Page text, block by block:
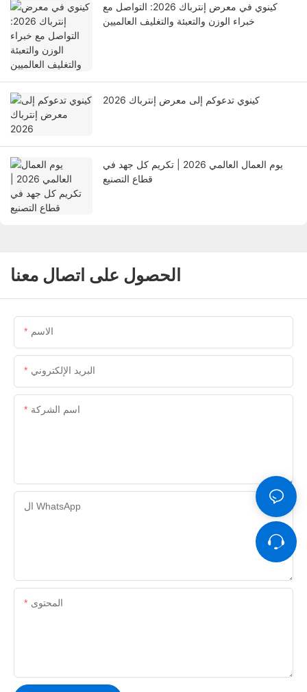
كينوي في معرض إنترباك 2026: التواصل مع
خبراء الوزن والتعبئة والتغليف العالميين
كينوي تدعوكم إلى معرض إنترباك 2026
يوم العمال العالمي 2026 | تكريم كل جهد في
قطاع التصنيع
الحصول على اتصال معنا
الاسم
البريد الإلكتروني
اسم الشركة
ال WhatsApp
المحتوى